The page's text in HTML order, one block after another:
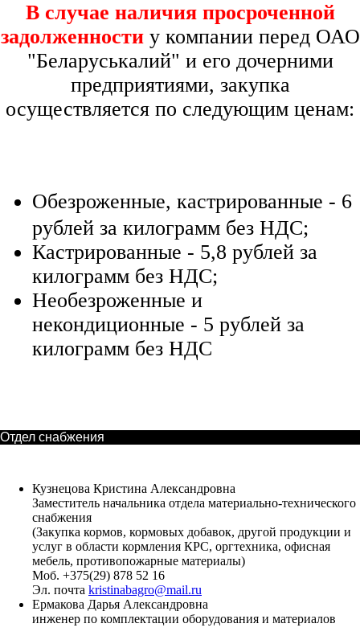
В случае наличия просроченной
задолженностиу компании перед ОАО
"Беларуськалий" и его дочерними
предприятиями, закупка
осуществляется по следующим ценам:
Обезроженные, кастрированные - 6
рублей за килограмм без НДС;
Кастрированные - 5,8 рублей за
килограмм без НДС;
Необезроженные и
некондиционные - 5 рублей за
килограмм без НДС
Отдел снабжения
Кузнецова Кристина Александровна
Заместитель начальника отдела материально-технического
снабжения
(Закупка кормов, кормовых добавок, другой продукции и
услуг в области кормления КРС, оргтехника, офисная
мебель, противопожарные материалы)
Моб. +375(29) 878 52 16
Эл. почта kristinabagro@mail.ru
Ермакова Дарья Александровна
инженер по комплектации оборудования и материалов